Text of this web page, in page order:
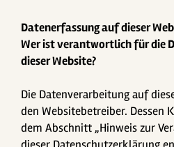
Datenerfassung auf dieser
Wer ist verantwortlich für die
dieser Website?
Die Datenverarbeitung auf
den Websitebetreiber. Dessen
dem Abschnitt „Hinweis zur